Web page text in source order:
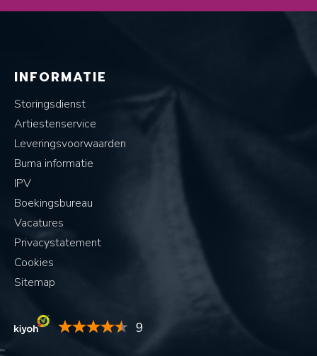
INFORMATIE
Storingsdienst
Artiestenservice
Leveringsvoorwaarden
Buma informatie
IPV
Boekingsbureau
Vacatures
Privacystatement
Cookies
Sitemap
9